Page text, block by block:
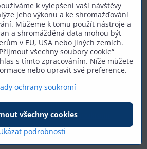
©2026Copyright
Zásady ochrany soukromí
používání
systémem:ByznysWeb.cz
k vylepšení vaší návštěvy
jeho výkonu a ke shromažďování
Můžeme k tomu použít nástroje a
a shromážděná data mohou být
v EU, USA nebo jiných zemích.
všechny soubory cookie“
s tímto zpracováním. Níže můžete
nebo upravit své preference.
ochrany soukromí
podrobnosti
všechny cookies